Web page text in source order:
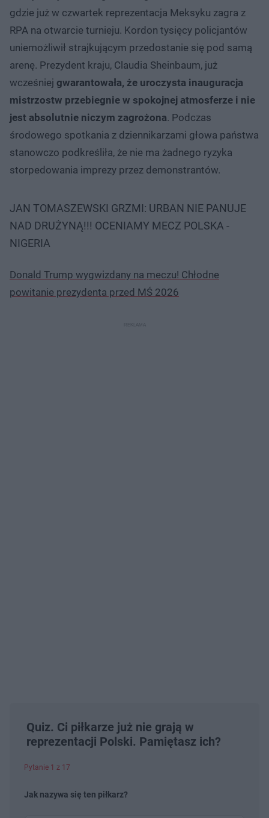
gdzie już w czwartek reprezentacja Meksyku zagra z
RPA na otwarcie turnieju. Kordon tysięcy policjantów
uniemożliwił strajkującym przedostanie się pod samą
arenę. Prezydent kraju, Claudia Sheinbaum, już
wcześniej gwarantowała, że uroczysta inauguracja
mistrzostw przebiegnie w spokojnej atmosferze i nie
jest absolutnie niczym zagrożona. Podczas
środowego spotkania z dziennikarzami głowa państwa
stanowczo podkreśliła, że nie ma żadnego ryzyka
storpedowania imprezy przez demonstrantów.
JAN TOMASZEWSKI GRZMI: URBAN NIE PANUJE
NAD DRUŻYNĄ!!! OCENIAMY MECZ POLSKA -
NIGERIA
Donald Trump wygwizdany na meczu! Chłodne
powitanie prezydenta przed MŚ 2026
Quiz. Ci piłkarze już nie grają w
reprezentacji Polski. Pamiętasz ich?
Pytanie 1 z 17
Jak nazywa się ten piłkarz?